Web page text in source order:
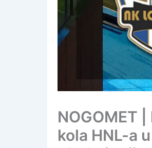
NOGOMET
kola HNL-a